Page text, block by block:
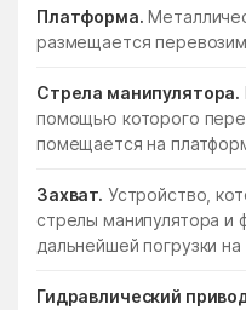
Платформа.
размещается
Стрела манипулятора.
помощью которого
помещается на
Захват. Устройство,
стрелы манипулятора и
дальнейшей погрузки
Гидравлический